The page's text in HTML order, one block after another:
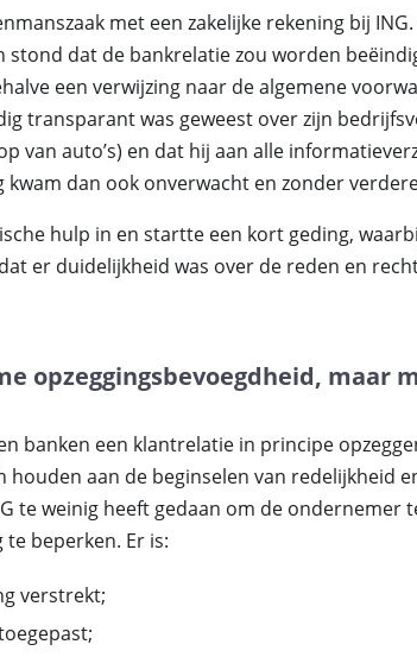
met een zakelijke rekening bij
stond dat de bankrelatie zou worden
een verwijzing naar de algemene
transparant was geweest over zijn
van auto’s) en dat hij aan alle
kwam dan ook onverwacht en zonder
hulp in en startte een kort geding,
er duidelijkheid was over de reden en
opzeggingsbevoegdheid, maar
banken een klantrelatie in principe
houden aan de beginselen van redelijkheid
te weinig heeft gedaan om de ondernemer
beperken. Er is:
verstrekt;